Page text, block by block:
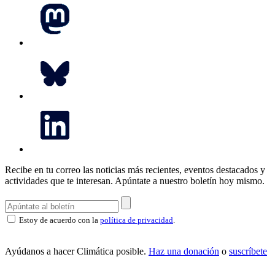
Recibe en tu correo las noticias más recientes, eventos destacados y
actividades que te interesan. Apúntate a nuestro boletín hoy mismo.
Estoy de acuerdo con la política de privacidad.
Ayúdanos a hacer Climática posible. Haz una donación o suscríbete